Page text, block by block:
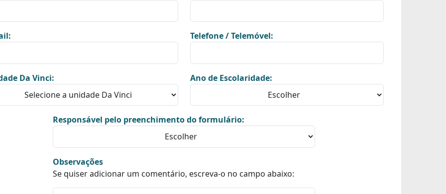
Telefone / Telemóvel:
Da Vinci: Ano de Escolaridade:
Responsável pelo preenchimento do formulário:
Observações
Se quiser adicionar um comentário, escreva-o no campo abaixo: